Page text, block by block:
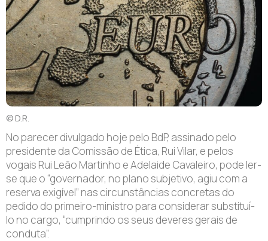
© D.R.
No parecer divulgado hoje pelo BdP, assinado pelo
presidente da Comissão de Ética, Rui Vilar, e pelos
vogais Rui Leão Martinho e Adelaide Cavaleiro, pode ler-
se que o “governador, no plano subjetivo, agiu com a
reserva exigível” nas circunstâncias concretas do
pedido do primeiro-ministro para considerar substituí-
lo no cargo, “cumprindo os seus deveres gerais de
conduta”.